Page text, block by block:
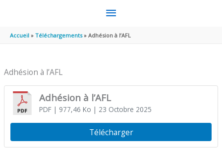
MENU
PRINCIPAL
Accueil Téléchargements Adhésion à l’AFL
Adhésion à l’AFL
Adhésion à l’AFL
PDF| 977,46 Ko | 23 Octobre 2025
Télécharger